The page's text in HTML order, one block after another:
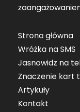
Strona główna
Wróżka na SMS
Jasnowidz na
Znaczenie kart
Artykuły
Kontakt